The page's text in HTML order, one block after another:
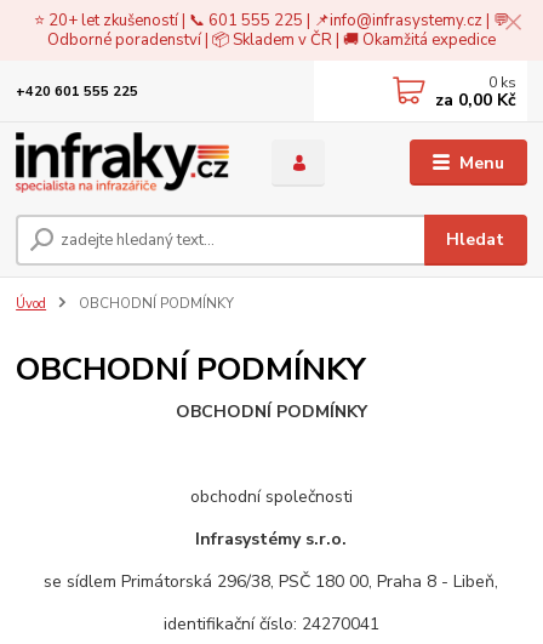
⭐ 20+ let zkušeností | 📞 601 555 225 | 📌info@infrasystemy.cz| 💬
Odborné poradenství | 📦 Skladem v ČR | 🚚 Okamžitá expedice
Menu
Hledat
+420 601 555 225 0 ks
za 0,00 Kč
Úvod OBCHODNÍ PODMÍNKY
OBCHODNÍ PODMÍNKY
OBCHODNÍ PODMÍNKY
obchodní společnosti
Infrasystémy s.r.o.
se sídlem Primátorská 296/38, PSČ 180 00, Praha 8 - Libeň,
identifikační číslo: 24270041